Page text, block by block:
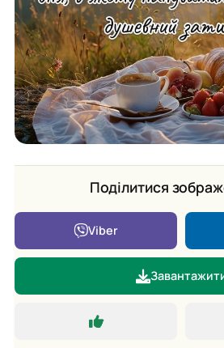
Поділитися
Viber